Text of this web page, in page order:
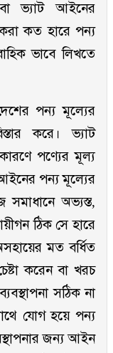
ভ্যাট আইনের
কত হারে পন্য
ভাবে লিখতে
পন্য মূল্যের
করে। ভ্যাট
পণ্যের মূল্য
পন্য মূল্যের
সমাধানে অভ্যস্ত,
ঠিক সে হারে
মত বর্ধিত
করেন বা খরচ
সঠিক না
যোগ হয়ে পন্য
জন্য আইন